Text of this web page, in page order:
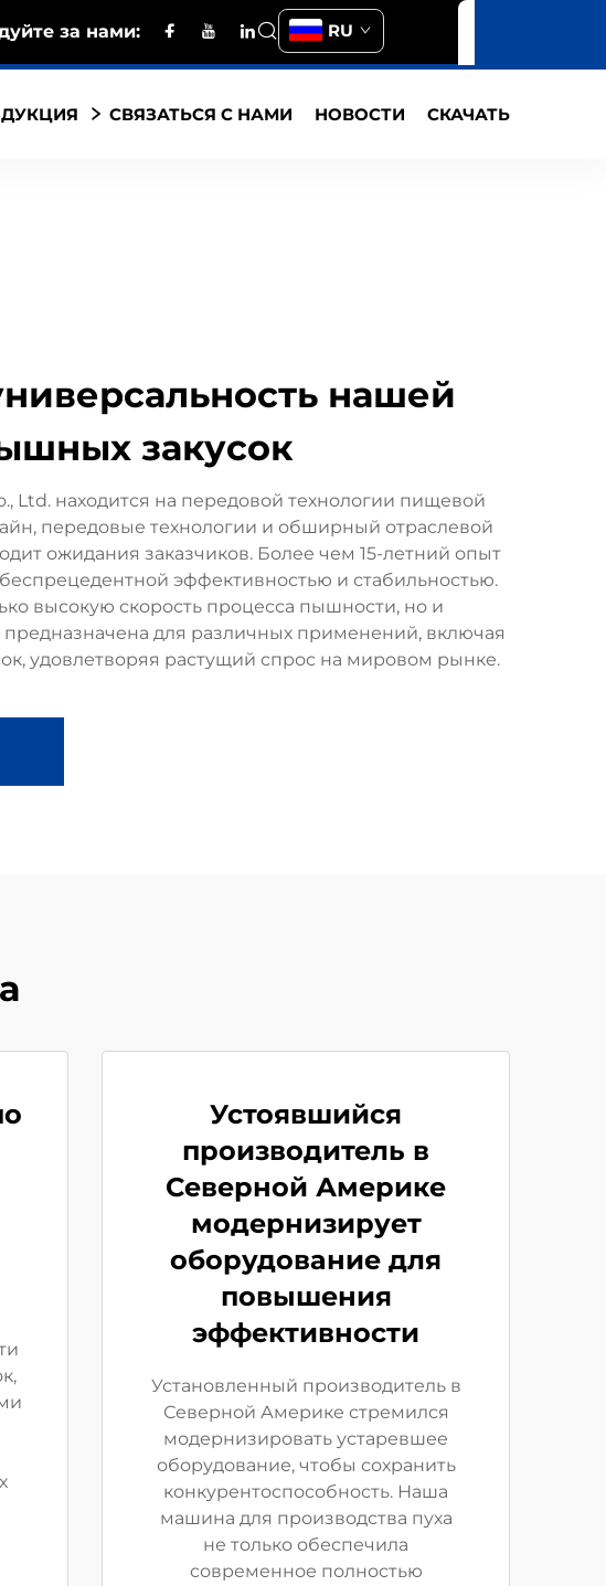
за нами: RU
СВЯЗАТЬСЯ С НАМИ НОВОСТИ СКАЧАТЬ
нашей
закусок
Ltd. находится на передовой технологии пищевой
передовые технологии и обширный отраслевой
ожидания заказчиков. Более чем 15-летний опыт
эффективностью и стабильностью.
высокую скорость процесса пышности, но и
для различных применений, включая
удовлетворяя растущий спрос на мировом рынке.
Устоявшийся
производитель в
Северной Америке
модернизирует
оборудование для
повышения
эффективности
Установленный производитель в
Северной Америке стремился
модернизировать устаревшее
оборудование, чтобы сохранить
конкурентоспособность. Наша
машина для производства пуха
не только обеспечила
современное полностью